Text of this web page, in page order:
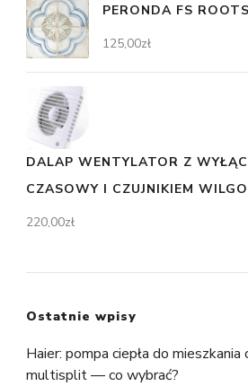
PERONDA FS
125,00zł
DALAP WENTYLATOR Z
CZASOWY I CZUJNIKIEM
220,00zł
Ostatnie wpisy
Haier: pompa ciepła do
multisplit — co wybrać?